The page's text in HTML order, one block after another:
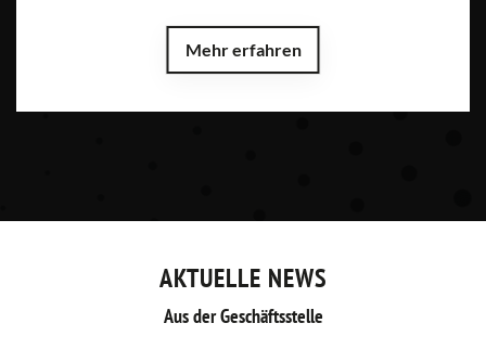
Mehr erfahren
AKTUELLE NEWS
Aus der Geschäftsstelle